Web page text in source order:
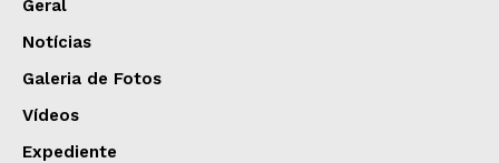
Geral
Notícias
Galeria de Fotos
Vídeos
Expediente